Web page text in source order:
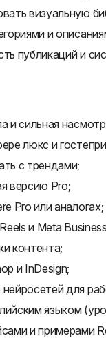
визуальную
и
публикаций и
и сильная
люкс и
с трендами;
версию Pro;
Pro или аналогах;
и Meta
контента;
и InDesign;
для
языком
и примерами